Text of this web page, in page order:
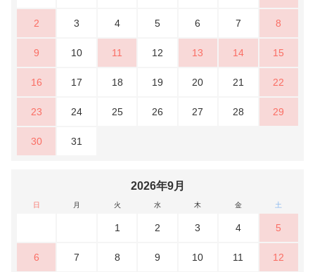
2 3 4 5 6 7 8
9 10 11 12 13 14 15
16 17 18 19 20 21 22
23 24 25 26 27 28 29
30 31
2026年9月
日 月 火 水 木 金 土
1 2 3 4 5
6 7 8 9 10 11 12